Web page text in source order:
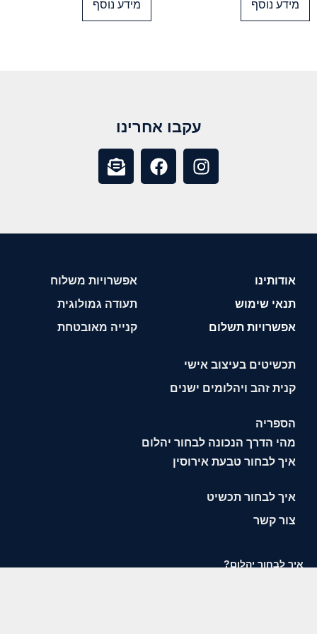
מידע נוסף מידע נוסף
עקבו אחרינו
אודותינו
תנאי שימוש
אפשרויות תשלום
אפשרויות משלוח
תעודה גמולוגית
קנייה מאובטחת
תכשיטים בעיצוב אישי
קנית זהב ויהלומים ישנים
הספריה
מהי הדרך הנכונה לבחור יהלום
איך לבחור טבעת אירוסין
איך לבחור תכשיט
צור קשר
איך לבחור יהלום?